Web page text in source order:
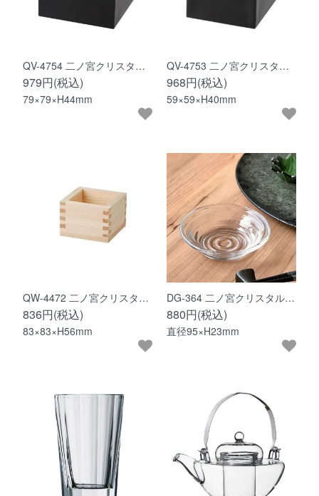
QV-4754 二ノ宮クリスタ…
979円(税込)
79×79×H44mm
QV-4753 二ノ宮クリスタ…
968円(税込)
59×59×H40mm
QW-4472 二ノ宮クリスタ…
836円(税込)
83×83×H56mm
DG-364 二ノ宮クリスタル…
880円(税込)
直径95×H23mm